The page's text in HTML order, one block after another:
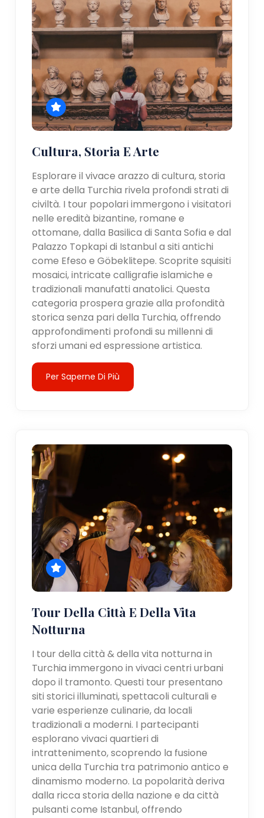
Cultura, Storia E Arte
Esplorare il vivace arazzo di cultura, storia
e arte della Turchia rivela profondi strati di
civiltà. I tour popolari immergono i visitatori
nelle eredità bizantine, romane e
ottomane, dalla Basilica di Santa Sofia e dal
Palazzo Topkapi di Istanbul a siti antichi
come Efeso e Göbeklitepe. Scoprite squisiti
mosaici, intricate calligrafie islamiche e
tradizionali manufatti anatolici. Questa
categoria prospera grazie alla profondità
storica senza pari della Turchia, offrendo
approfondimenti profondi su millenni di
sforzi umani ed espressione artistica.
Per Saperne Di Più
Tour Della Città E Della Vita
Notturna
I tour della città & della vita notturna in
Turchia immergono in vivaci centri urbani
dopo il tramonto. Questi tour presentano
siti storici illuminati, spettacoli culturali e
varie esperienze culinarie, da locali
tradizionali a moderni. I partecipanti
esplorano vivaci quartieri di
intrattenimento, scoprendo la fusione
unica della Turchia tra patrimonio antico e
dinamismo moderno. La popolarità deriva
dalla ricca storia della nazione e da città
pulsanti come Istanbul, offrendo